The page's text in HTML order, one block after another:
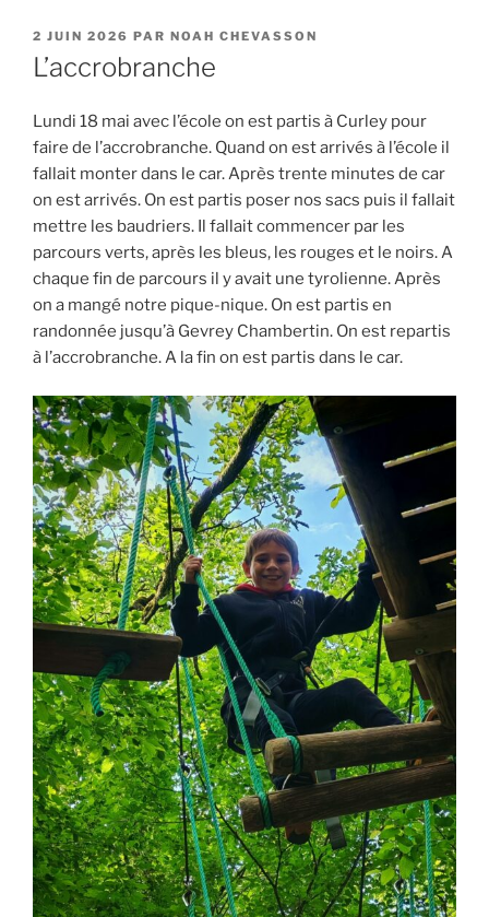
PUBLIÉ
LE
2 JUIN 2026 PAR NOAH CHEVASSON
L’accrobranche
Lundi 18 mai avec l’école on est partis à Curley pour
faire de l’accrobranche. Quand on est arrivés à l’école il
fallait monter dans le car. Après trente minutes de car
on est arrivés. On est partis poser nos sacs puis il fallait
mettre les baudriers. Il fallait commencer par les
parcours verts, après les bleus, les rouges et le noirs. A
chaque fin de parcours il y avait une tyrolienne. Après
on a mangé notre pique-nique. On est partis en
randonnée jusqu’à Gevrey Chambertin. On est repartis
à l’accrobranche. A la fin on est partis dans le car.